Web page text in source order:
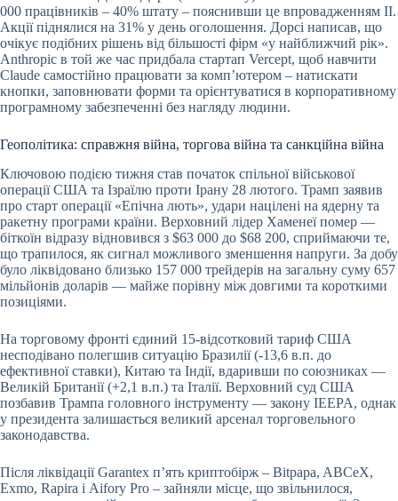
000 працівників – 40% штату – пояснивши це впровадженням ІІ.
Акції піднялися на 31% у день оголошення. Дорсі написав, що
очікує подібних рішень від більшості фірм «у найближчий рік».
Anthropic в той же час придбала стартап Vercept, щоб навчити
Claude самостійно працювати за комп’ютером – натискати
кнопки, заповнювати форми та орієнтуватися в корпоративному
програмному забезпеченні без нагляду людини.
Геополітика: справжня війна, торгова війна та санкційна війна
Ключовою подією тижня став початок спільної військової
операції США та Ізраїлю проти Ірану 28 лютого. Трамп заявив
про старт операції «Епічна лють», удари націлені на ядерну та
ракетну програми країни. Верховний лідер Хаменеї помер —
біткоїн відразу відновився з $63 000 до $68 200, сприймаючи те,
що трапилося, як сигнал можливого зменшення напруги. За добу
було ліквідовано близько 157 000 трейдерів на загальну суму 657
мільйонів доларів — майже порівну між довгими та короткими
позиціями.
На торговому фронті єдиний 15-відсотковий тариф США
несподівано полегшив ситуацію Бразилії (-13,6 в.п. до
ефективної ставки), Китаю та Індії, вдаривши по союзниках —
Великій Британії (+2,1 в.п.) та Італії. Верховний суд США
позбавив Трампа головного інструменту — закону IEEPA, однак
у президента залишається великий арсенал торговельного
законодавства.
Після ліквідації Garantex п’ять криптобірж – Bitpapa, ABCeX,
Exmo, Rapira і Aifory Pro – зайняли місце, що звільнилося,